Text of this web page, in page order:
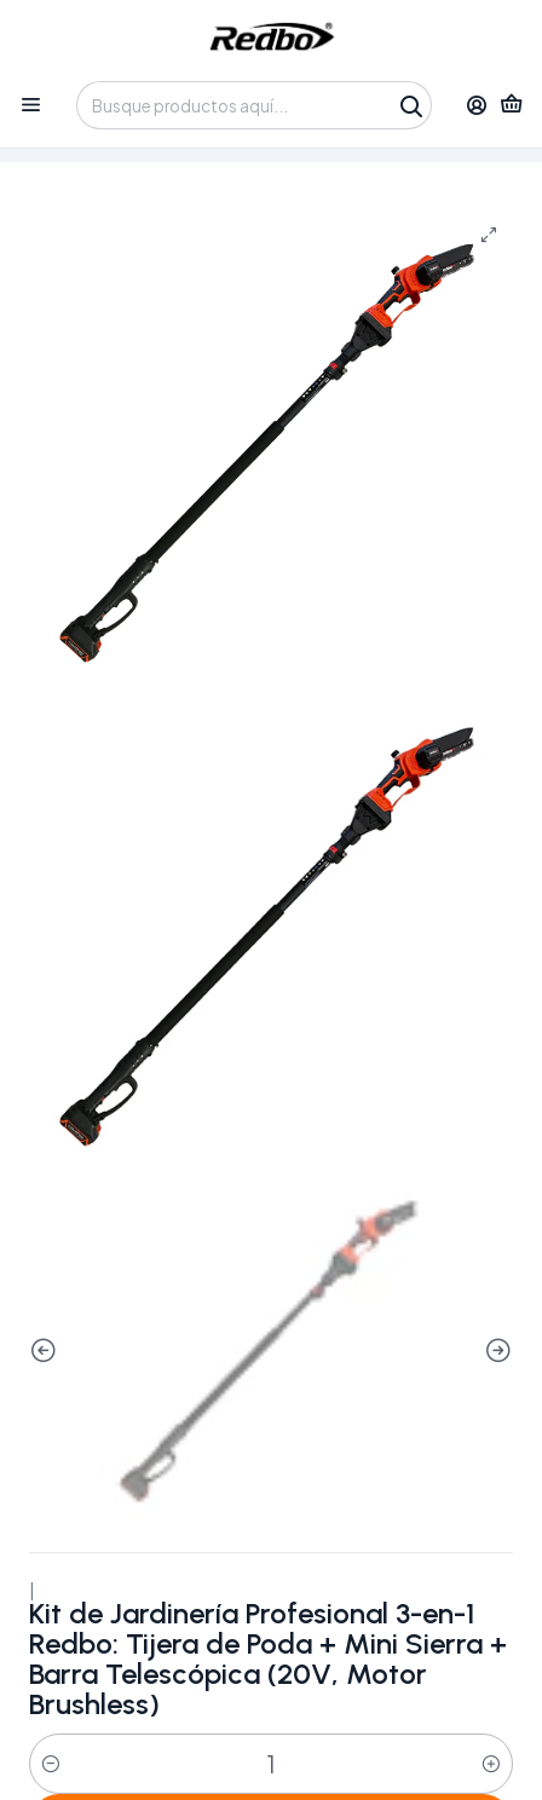
Tienda 100% Online con despacho a domicilio o retiro en
Oficina • Lun-Vie 09:30-14:00 / 15:00-17:30 • 📞 +56 9 3730 2311
Herramientas Inalámbricas
Kit de Jardinería Profesional 3-en-1 Redbo: Tijera de Poda +
Kit de Jardinería Profesional 3-en-1
Redbo: Tijera de Poda + Mini Sierra +
Barra Telescópica (20V, Motor
Brushless)
Cantidad